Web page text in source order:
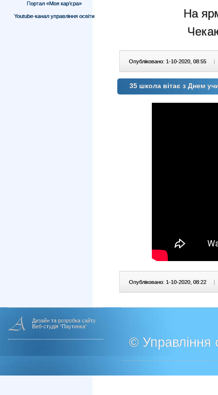
Портал «Моя кар’єра»
Youtube-канал управління освіти
На
Опубліковано: 1-10-2020, 08:55 |
35 школа вітає з Днем
Опубліковано: 1-10-2020, 08:22 |
Дизайн та розробка сайту
Веб-студія "Паутинка"
© Управління